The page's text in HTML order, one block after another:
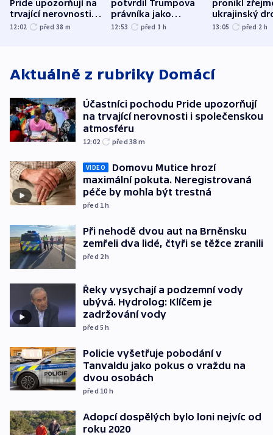
Pride upozorňují na
trvající nerovnosti i
společenskou
12:02 před 38 m
potvrdil Trumpova
právníka jako
ministra
12:53 před 1 h
pronikl
ukrajinský
explodoval
13:05 před 2 h
Aktuálně z rubriky Domácí
Účastníci pochodu Pride upozorňují
na trvající nerovnosti i společenskou
atmosféru
12:02 před 38 m
VIDEO
Domovu Mutice hrozí
maximální pokuta. Neregistrovaná
péče by mohla být trestná
před 1h
Při nehodě dvou aut na Brněnsku
zemřeli dva lidé, čtyři se těžce zranili
před 2h
Řeky vysychají a podzemní vody
ubývá. Hydrolog: Klíčem je
zadržování vody
před 5h
Policie vyšetřuje pobodání v
Tanvaldu jako pokus o vraždu na
dvou osobách
před 10 h
Adopcí dospělých bylo loni nejvíc od
roku 2020